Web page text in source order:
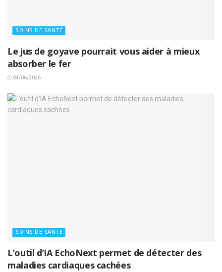
SOINS DE SANTÉ
Le jus de goyave pourrait vous aider à mieux
absorber le fer
04/06/2026
SOINS DE SANTÉ
L’outil d’IA EchoNext permet de détecter des
maladies cardiaques cachées